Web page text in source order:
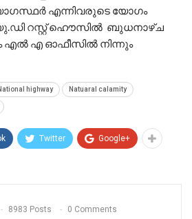
എന്നിവരുടെ യോഗം
റസ്റ്റ് ഹൌസില്‍ ബുധനാഴ്ച
എൽ എ ഓഫീസിൽ നിന്നും
highway Natuaral calamity
Twitter Google+
8983 Posts 0 Comments